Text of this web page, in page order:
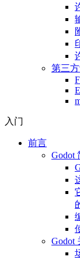
第三
入门
前言
Godot
Godot